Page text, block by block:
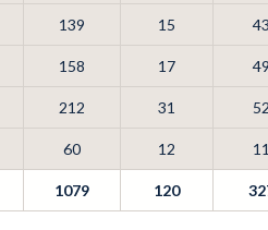
139 15 43
158 17 49
212 31 52
60 12 11
1079 120